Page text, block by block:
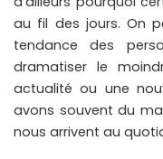
au fil des jours. On
tendance des
dramatiser le
actualité ou une
avons souvent du
nous arrivent au